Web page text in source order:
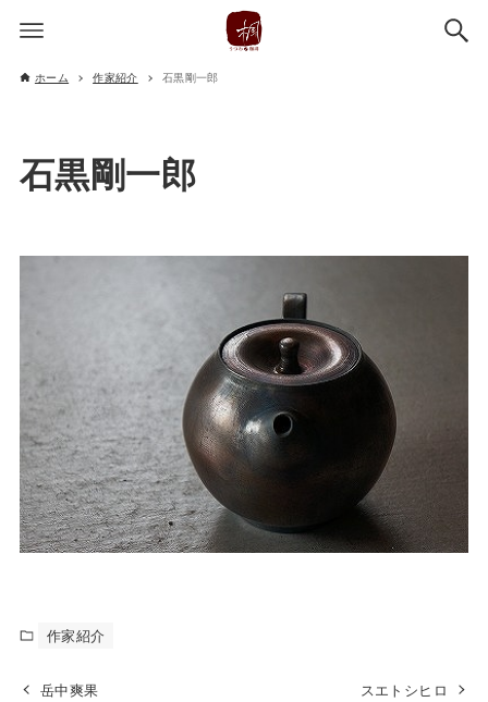
ホーム 作家紹介 石黒剛一郎
石黒剛一郎
作家紹介
岳中爽果 スエトシヒロ